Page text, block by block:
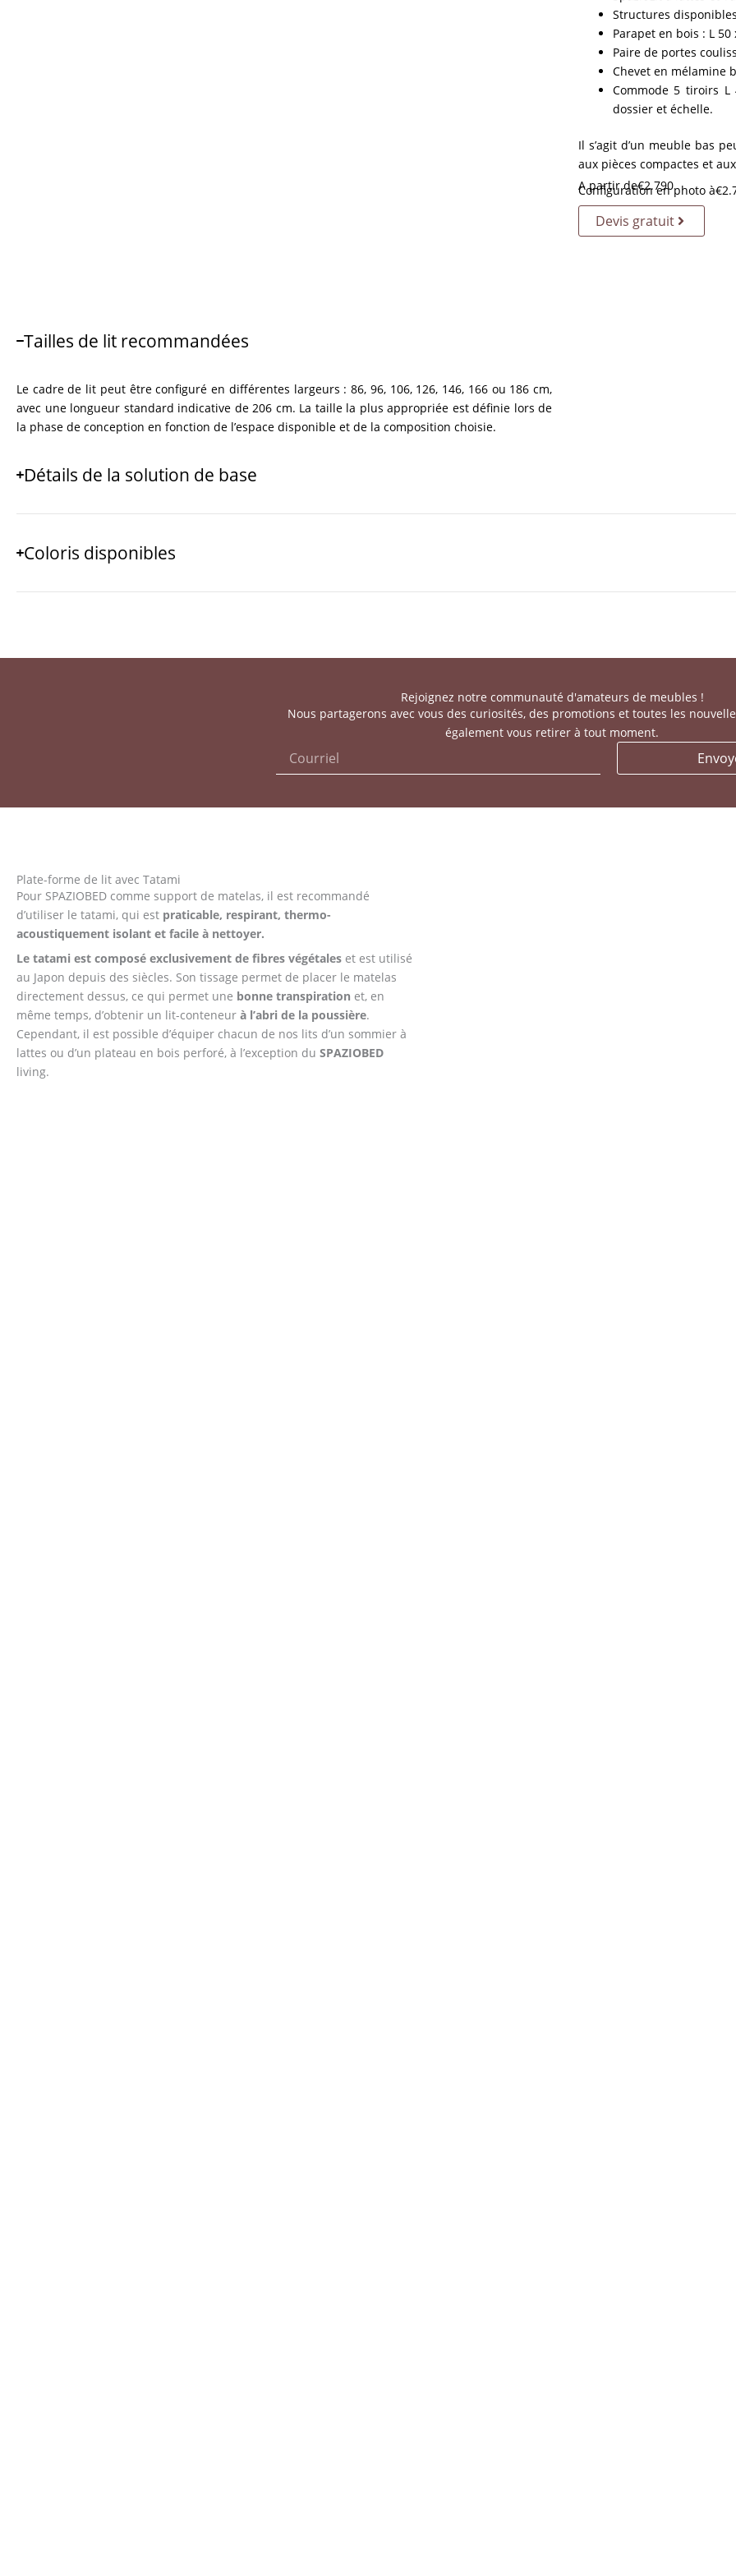
Structures disponibles
Parapet en bois : L 50
Paire de portes
Chevet en mélamine
Commode 5 tiroirs L
dossier et échelle.
Il s’agit d’un meuble bas
aux pièces compactes et
A partir de€2.790
Configuration en photo à€
Devis gratuit
Tailles de lit recommandées
Le cadre de lit peut être configuré en différentes largeurs : 86, 96, 106, 126, 146, 166 ou 186 cm,
avec une longueur standard indicative de 206 cm. La taille la plus appropriée est définie lors de
la phase de conception en fonction de l’espace disponible et de la composition choisie.
Détails de la solution de base
Coloris disponibles
Rejoignez notre communauté d'amateurs de meubles !
Nous partagerons avec vous des curiosités, des promotions et toutes les
également vous retirer à tout moment.
Plate-forme de lit avec Tatami
Pour SPAZIOBED comme support de matelas, il est recommandé
d’utiliser le tatami, qui est praticable, respirant, thermo-
acoustiquement isolant et facile à nettoyer.
Le tatami est composé exclusivement de fibres végétales et est utilisé
au Japon depuis des siècles. Son tissage permet de placer le matelas
directement dessus, ce qui permet une bonne transpiration et, en
même temps, d’obtenir un lit-conteneur à l’abri de la poussière.
Cependant, il est possible d’équiper chacun de nos lits d’un sommier à
lattes ou d’un plateau en bois perforé, à l’exception du SPAZIOBED
living.